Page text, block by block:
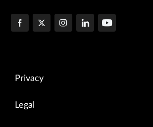
Privacy
Legal